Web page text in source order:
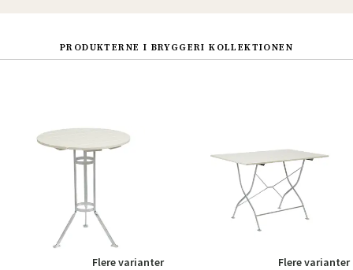
PRODUKTERNE I BRYGGERI KOLLEKTIONEN
Flere varianter
Flere varianter